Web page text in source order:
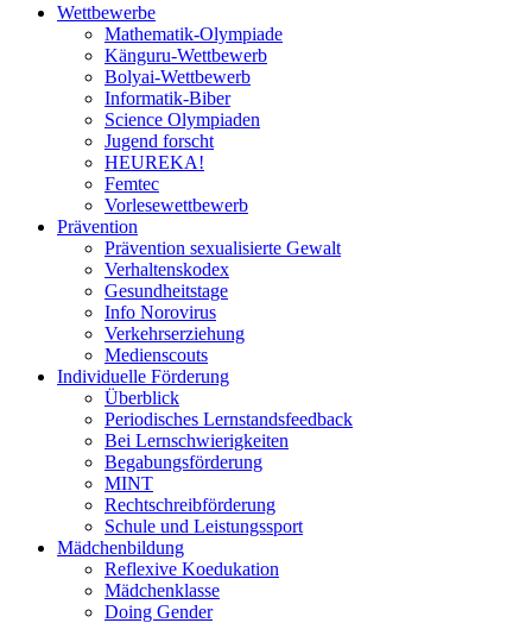
Wettbewerbe
Mathematik-Olympiade
Känguru-Wettbewerb
Bolyai-Wettbewerb
Informatik-Biber
Science Olympiaden
Jugend forscht
HEUREKA!
Femtec
Vorlesewettbewerb
Prävention
Prävention sexualisierte Gewalt
Verhaltenskodex
Gesundheitstage
Info Norovirus
Verkehrserziehung
Medienscouts
Individuelle Förderung
Überblick
Periodisches Lernstandsfeedback
Bei Lernschwierigkeiten
Begabungsförderung
MINT
Rechtschreibförderung
Schule und Leistungssport
Mädchenbildung
Reflexive Koedukation
Mädchenklasse
Doing Gender